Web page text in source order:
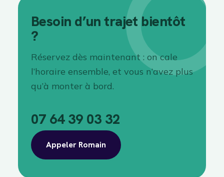
Besoin d’un trajet bientôt
?
Réservez dès maintenant : on cale
l’horaire ensemble, et vous n’avez plus
qu’à monter à bord.
07 64 39 03 32
Appeler Romain